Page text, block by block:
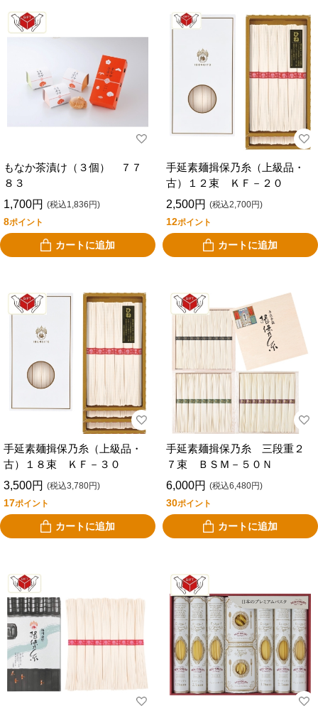
もなか茶漬け（３個） ７７
８３
1,700円 (税込1,836円)
8ポイント
カートに追加
手延素麺揖保乃糸（上級品・
古）１２束 ＫＦ－２０
2,500円 (税込2,700円)
12ポイント
カートに追加
手延素麺揖保乃糸（上級品・
古）１８束 ＫＦ－３０
3,500円 (税込3,780円)
17ポイント
カートに追加
手延素麺揖保乃糸 三段重２
７束 ＢＳＭ－５０Ｎ
6,000円 (税込6,480円)
30ポイント
カートに追加